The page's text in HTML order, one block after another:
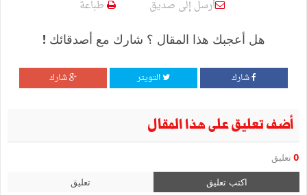
أرسل إلى صديق طباعة
هل أعجبك هذا المقال ؟ شارك مع أصدقائك !
شارك التويتر شارك
أضف تعليق على هذا المقال
0 تعليق
اكتب تعليق تعليق